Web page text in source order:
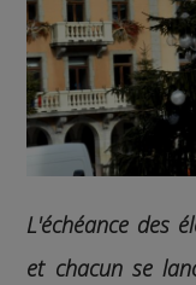
L'échéance des
et chacun se